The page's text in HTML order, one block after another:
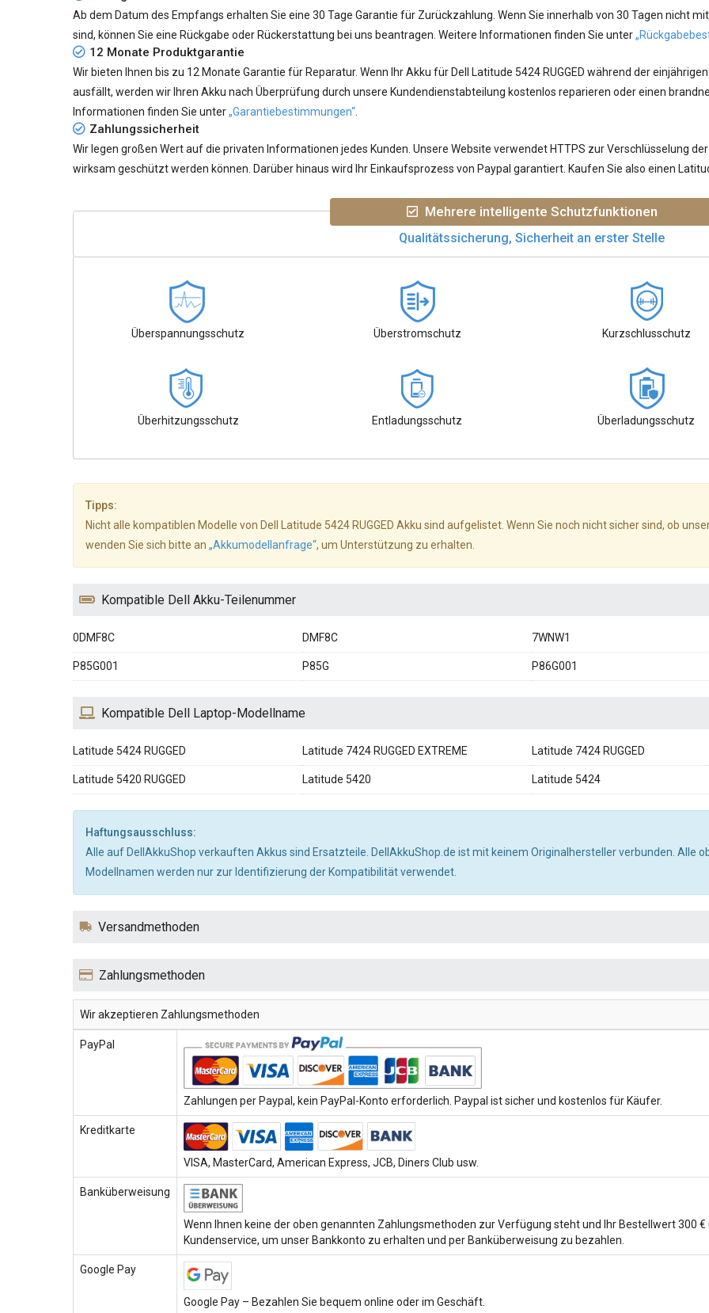
Ab dem Datum des Empfangs erhalten Sie eine 30 Tage Garantie für Zurückzahlung. Wenn Sie innerhalb von 30 Tagen nicht
sind, können Sie eine Rückgabe oder Rückerstattung bei uns beantragen. Weitere Informationen finden Sie unter
12 Monate Produktgarantie
Wir bieten Ihnen bis zu 12 Monate Garantie für Reparatur. Wenn IhrAkku für Dell Latitude 5424 RUGGED während der
ausfällt, werden wir Ihren Akku nach Überprüfung durch unsere Kundendienstabteilung kostenlos reparieren oder einen
Informationen finden Sie unter„Garantiebestimmungen“
Zahlungssicherheit
Wir legen großen Wert auf die privaten Informationen jedes Kunden. Unsere Website verwendet HTTPS zur Verschlüsselung
wirksam geschützt werden können. Darüber hinaus wird Ihr Einkaufsprozess von Paypal garantiert. Kaufen Sie also einen
Mehrere intelligente Schutzfunktionen
Qualitätssicherung, Sicherheit an erster Stelle
Überspannungsschutz Überstromschutz Kurzschlusschutz
Überhitzungsschutz Entladungsschutz Überladungsschutz
Tipps:
Nicht alle kompatiblen Modelle von Dell Latitude 5424 RUGGED Akku sind aufgelistet. Wenn Sie noch nicht sicher sind, ob
wenden Sie sich bitte an „Akkumodellanfrage“, um Unterstützung zu erhalten.
Kompatible Dell Akku-Teilenummer
0DMF8C DMF8C 7WNW1
P85G001 P85G P86G001
Kompatible Dell Laptop-Modellname
Latitude 5424 RUGGED Latitude 7424 RUGGED EXTREME Latitude 7424 RUGGED
Latitude 5420 RUGGED Latitude 5420 Latitude 5424
Haftungsausschluss:
Alle auf DellAkkuShop verkauften Akkus sind Ersatzteile. DellAkkuShop.de ist mit keinem Originalhersteller verbunden. Alle
Modellnamen werden nur zur Identifizierung der Kompatibilität verwendet.
Versandmethoden
Zahlungsmethoden
Wir akzeptieren Zahlungsmethoden
PayPal
Zahlungen per Paypal, kein PayPal-Konto erforderlich. Paypal ist sicher und kostenlos für Käufer.
Kreditkarte
VISA, MasterCard, American Express, JCB, Diners Club usw.
Banküberweisung
Wenn Ihnen keine der oben genannten Zahlungsmethoden zur Verfügung steht und Ihr Bestellwert 300
Kundenservice, um unser Bankkonto zu erhalten und per Banküberweisung zu bezahlen.
Google Pay
Google Pay – Bezahlen Sie bequem online oder im Geschäft.